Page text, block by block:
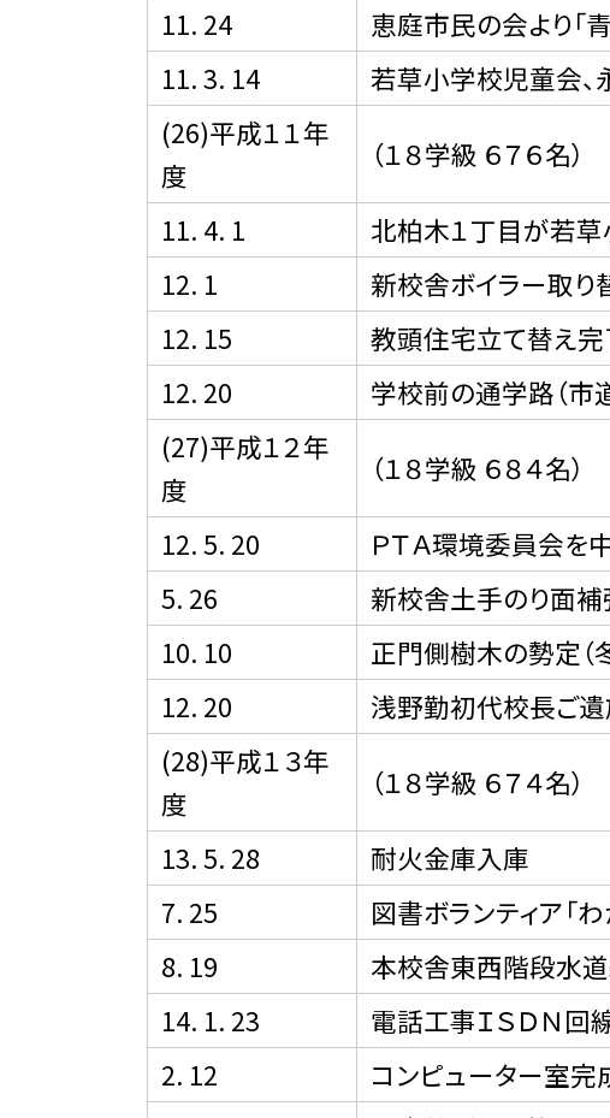
11. 24
恵庭市民の会より「
11. 3. 14
若草小学校児童会、
(26)平成１１年
度
（１８学級 ６７６名）
11. 4. 1
北柏木１丁目が若
12. 1
新校舎ボイラー取
12. 15
教頭住宅立て替え完
12. 20
学校前の通学路（市
(27)平成１２年
度
（１８学級 ６８４名）
12. 5. 20
ＰＴＡ環境委員会を
5. 26
新校舎土手のり面
10. 10
正門側樹木の勢定（
12. 20
浅野勤初代校長ご
(28)平成１３年
度
（１８学級 ６７４名）
13. 5. 28
耐火金庫入庫
7. 25
図書ボランティア「
8. 19
本校舎東西階段水
14. 1. 23
電話工事ＩＳＤＮ回
2. 12
コンピューター室完